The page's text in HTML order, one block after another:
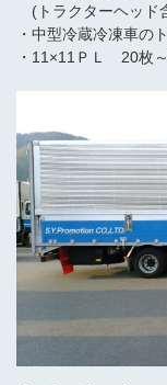
(トラクターヘッド
・中型冷蔵冷凍車の
・11×11ＰＬ 20枚